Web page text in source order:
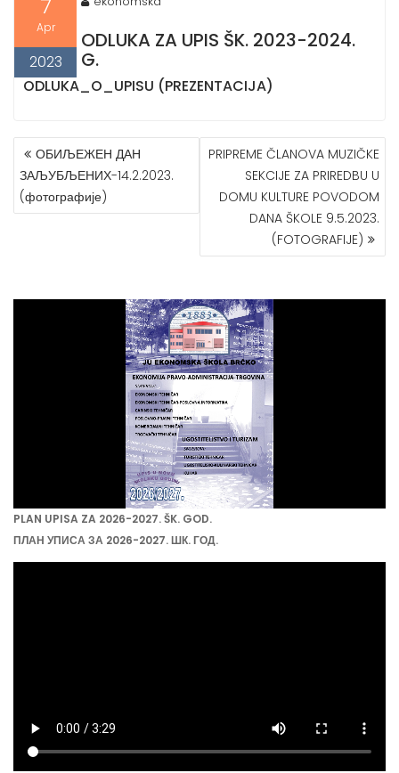
Apr
2023
ODLUKA ZA UPIS ŠK. 2023-2024.
G.
ODLUKA_O_UPISU (PREZENTACIJA)
POST
NAVIGATION
ОБИЉЕЖЕН ДАН
ЗАЉУБЉЕНИХ-14.2.2023.
(фотографије)
PRIPREME ČLANOVA MUZIČKE
SEKCIJE ZA PRIREDBU U
DOMU KULTURE POVODOM
DANA ŠKOLE 9.5.2023.
(FOTOGRAFIJE)
PLAN UPISA ZA 2026-2027. ŠK. GOD.
ПЛАН УПИСА ЗА 2026-2027. ШК. ГОД.